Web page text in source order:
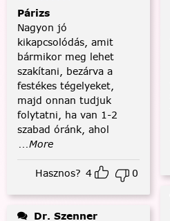
Párizs
Nagyon jó
kikapcsolódás, amit
bármikor meg lehet
szakítani, bezárva a
festékes tégelyeket,
majd onnan tudjuk
folytatni, ha van 1-2
szabad óránk, ahol
...More
Hasznos? 4 0